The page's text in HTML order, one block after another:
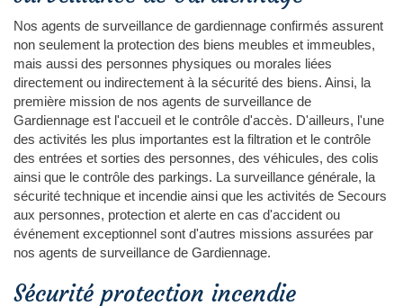
Nos agents de surveillance de gardiennage confirmés assurent
non seulement la protection des biens meubles et immeubles,
mais aussi des personnes physiques ou morales liées
directement ou indirectement à la sécurité des biens. Ainsi, la
première mission de nos agents de surveillance de
Gardiennage est l'accueil et le contrôle d'accès. D'ailleurs, l'une
des activités les plus importantes est la filtration et le contrôle
des entrées et sorties des personnes, des véhicules, des colis
ainsi que le contrôle des parkings. La surveillance générale, la
sécurité technique et incendie ainsi que les activités de Secours
aux personnes, protection et alerte en cas d'accident ou
événement exceptionnel sont d'autres missions assurées par
nos agents de surveillance de Gardiennage.
Sécurité protection incendie